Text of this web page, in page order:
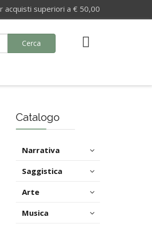
superiori a € 50,00
Cerca
Catalogo
Narrativa
Saggistica
Arte
Musica